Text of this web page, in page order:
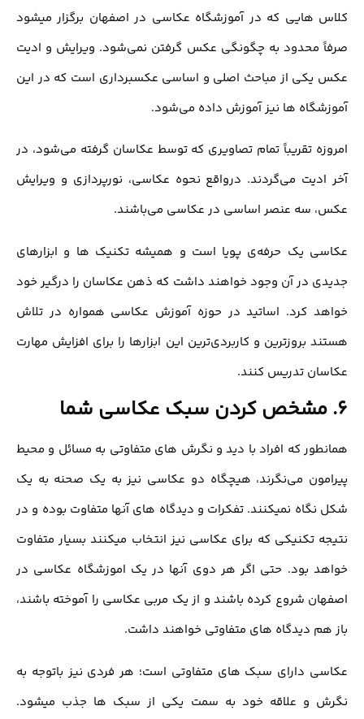
کلاس هایی که در آموزشگاه عکاسی در اصفهان برگزار میشود
صرفاً محدود به چگونگی عکس گرفتن نمی‌شود. ویرایش و ادیت
عکس یکی از مباحث اصلی و اساسی عکسبرداری است که در این
آموزشگاه ها نیز آموزش داده می‌شود.
امروزه تقریباً تمام تصاویری که توسط عکاسان گرفته می‌شود، در
آخر ادیت می‌گردند. درواقع نحوه عکاسی، نورپردازی و ویرایش
عکس، سه عنصر اساسی در عکاسی می‌باشند.
عکاسی یک حرفه‌ی پویا است و همیشه تکنیک ها و ابزارهای
جدیدی در آن وجود خواهند داشت که ذهن عکاسان را درگیر خود
خواهد کرد. اساتید در حوزه آموزش عکاسی همواره در تلاش
هستند بروزترین و کاربردی‌ترین این ابزارها را برای افزایش مهارت
عکاسان تدریس کنند.
همانطور که افراد با دید و نگرش های متفاوتی به مسائل و محیط
پیرامون می‌نگرند، هیچگاه دو عکاسی نیز به یک صحنه به یک
شکل نگاه نمیکنند. تفکرات و دیدگاه های آنها متفاوت بوده و در
نتیجه تکنیکی که برای عکاسی نیز انتخاب میکنند بسیار متفاوت
خواهد بود. حتی اگر هر دوی آنها در یک اموزشگاه عکاسی در
اصفهان شروع کرده باشند و از یک مربی عکاسی را آموخته باشند،
باز هم دیدگاه های متفاوتی خواهند داشت.
عکاسی دارای سبک های متفاوتی است؛ هر فردی نیز باتوجه به
نگرش و علاقه خود به سمت یکی از سبک ها جذب میشود.